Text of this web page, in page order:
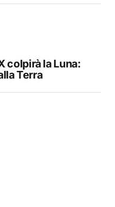
colpirà la Luna:
Terra